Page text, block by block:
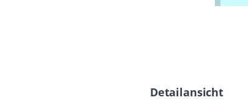
Detailansicht